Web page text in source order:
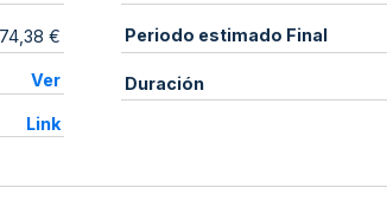
€
Ver
Link
Periodo estimado Final
Duración